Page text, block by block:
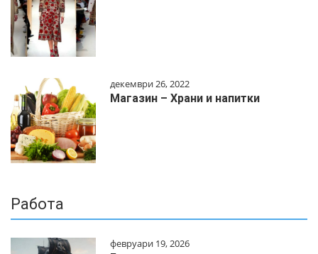
декември 26, 2022
Магазин – Храни и напитки
Работа
февруари 19, 2026